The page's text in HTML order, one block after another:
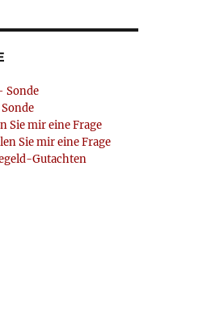
Sonde
Sie mir eine Frage
Sie mir eine Frage
Gutachten